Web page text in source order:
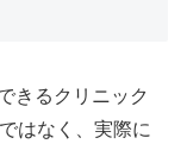
きるクリニック
はなく、実際に